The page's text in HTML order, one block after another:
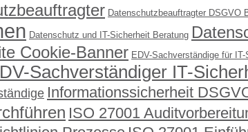
Datenschutzbeauftragter DSGVO
Datenschutz und IT-Sicherheit Beratung
Cookie-Banner EDV-Sachverständige für
Sachverständiger IT-
Informationssicherheit
ISO 27001